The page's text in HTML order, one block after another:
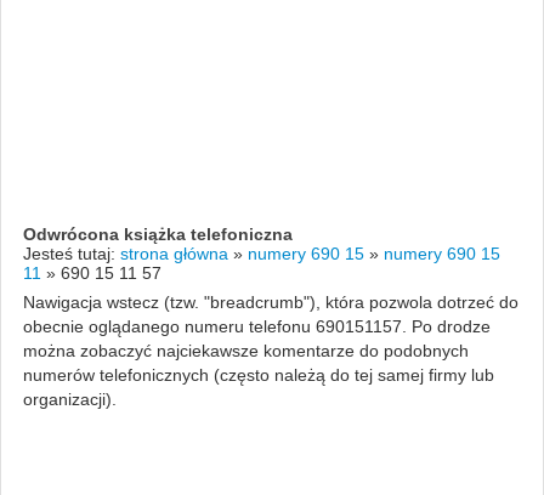
Odwrócona książka telefoniczna
Jesteś tutaj: strona główna » numery 690 15 » numery 690 15
11 » 690 15 11 57
Nawigacja wstecz (tzw. "breadcrumb"), która pozwola dotrzeć do
obecnie oglądanego numeru telefonu 690151157. Po drodze
można zobaczyć najciekawsze komentarze do podobnych
numerów telefonicznych (często należą do tej samej firmy lub
organizacji).